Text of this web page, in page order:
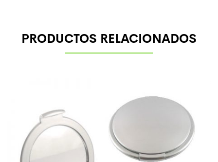
PRODUCTOS RELACIONADOS